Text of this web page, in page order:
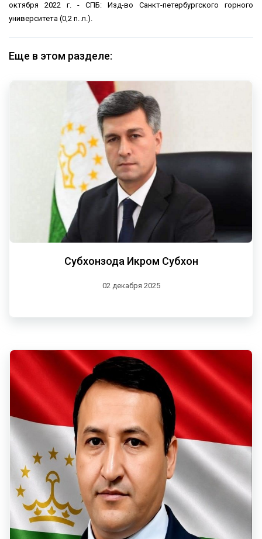
октября 2022 г. - СПБ: Изд-во Санкт-петербургского горного
университета (0,2 п. л.).
Еще в этом разделе:
Субхонзода Икром Субхон
02 декабря 2025